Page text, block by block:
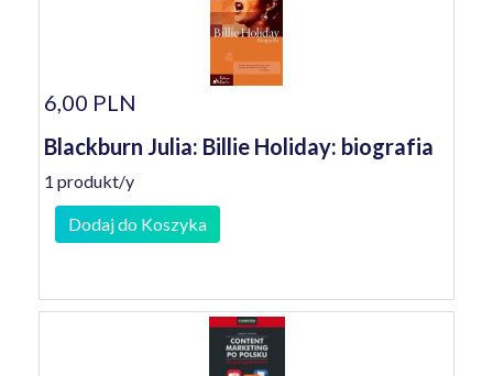
6,00 PLN
Blackburn Julia: Billie Holiday: biografia
1 produkt/y
Dodaj do Koszyka